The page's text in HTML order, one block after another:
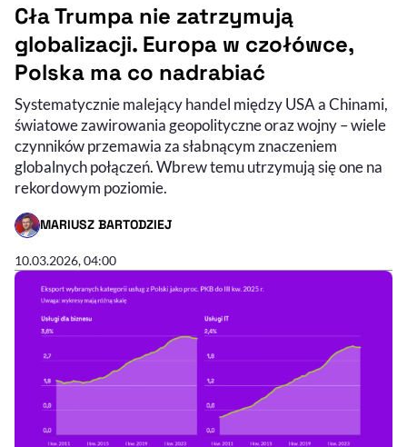
Cła Trumpa nie zatrzymują
globalizacji. Europa w czołówce,
Polska ma co nadrabiać
Systematycznie malejący handel między USA a Chinami,
światowe zawirowania geopolityczne oraz wojny – wiele
czynników przemawia za słabnącym znaczeniem
globalnych połączeń. Wbrew temu utrzymują się one na
rekordowym poziomie.
MARIUSZ BARTODZIEJ
- AUTOR ARTYKUŁU - PROFIL
10.03.2026, 04:00